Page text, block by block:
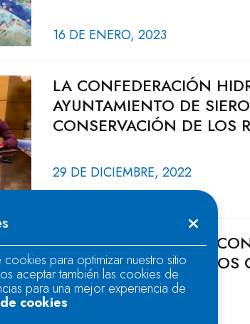
16 DE ENERO, 2023
LA CONFEDERACIÓN
AYUNTAMIENTO DE
CONSERVACIÓN DE LOS
29 DE DICIEMBRE, 2022
ACTUACIONES DE LA
CANTÁBRICO EN VARIOS
(ASTURIAS)
cookies para optimizar nuestro sitio
aceptar también las cookies de
para una mejor experiencia de
cookies